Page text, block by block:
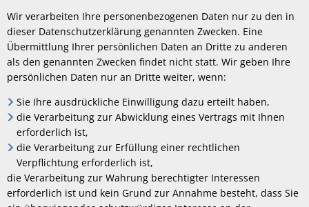
Wir verarbeiten Ihre personenbezogenen Daten nur zu den in
dieser Datenschutzerklärung genannten Zwecken. Eine
Übermittlung Ihrer persönlichen Daten an Dritte zu anderen
als den genannten Zwecken findet nicht statt. Wir geben Ihre
persönlichen Daten nur an Dritte weiter, wenn:
Sie Ihre ausdrückliche Einwilligung dazu erteilt haben,
die Verarbeitung zur Abwicklung eines Vertrags mit Ihnen
erforderlich ist,
die Verarbeitung zur Erfüllung einer rechtlichen
Verpflichtung erforderlich ist,
die Verarbeitung zur Wahrung berechtigter Interessen
erforderlich ist und kein Grund zur Annahme besteht, dass Sie